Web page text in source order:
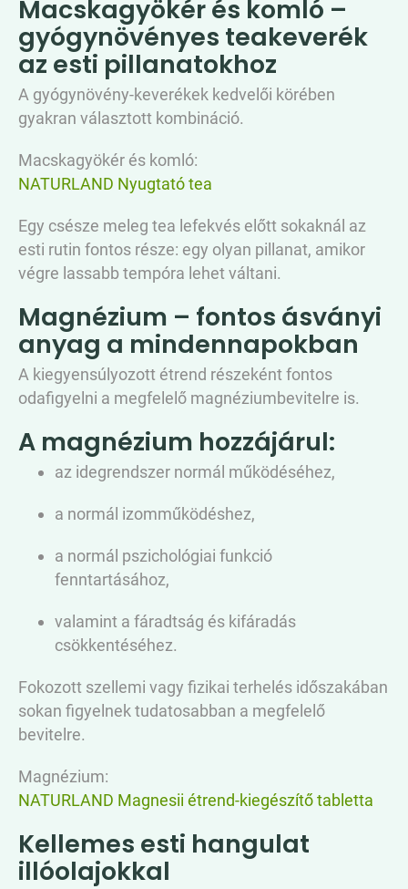
Macskagyökér és komló –
gyógynövényes teakeverék
az esti pillanatokhoz
A gyógynövény-keverékek kedvelői körében
gyakran választott kombináció.
Macskagyökér és komló:
NATURLAND Nyugtató tea
Egy csésze meleg tea lefekvés előtt sokaknál az
esti rutin fontos része: egy olyan pillanat, amikor
végre lassabb tempóra lehet váltani.
Magnézium – fontos ásványi
anyag a mindennapokban
A kiegyensúlyozott étrend részeként fontos
odafigyelni a megfelelő magnéziumbevitelre is.
A magnézium hozzájárul:
az idegrendszer normál működéséhez,
a normál izomműködéshez,
a normál pszichológiai funkció
fenntartásához,
valamint a fáradtság és kifáradás
csökkentéséhez.
Fokozott szellemi vagy fizikai terhelés időszakában
sokan figyelnek tudatosabban a megfelelő
bevitelre.
Magnézium:
NATURLAND Magnesii étrend-kiegészítő tabletta
Kellemes esti hangulat
illóolajokkal